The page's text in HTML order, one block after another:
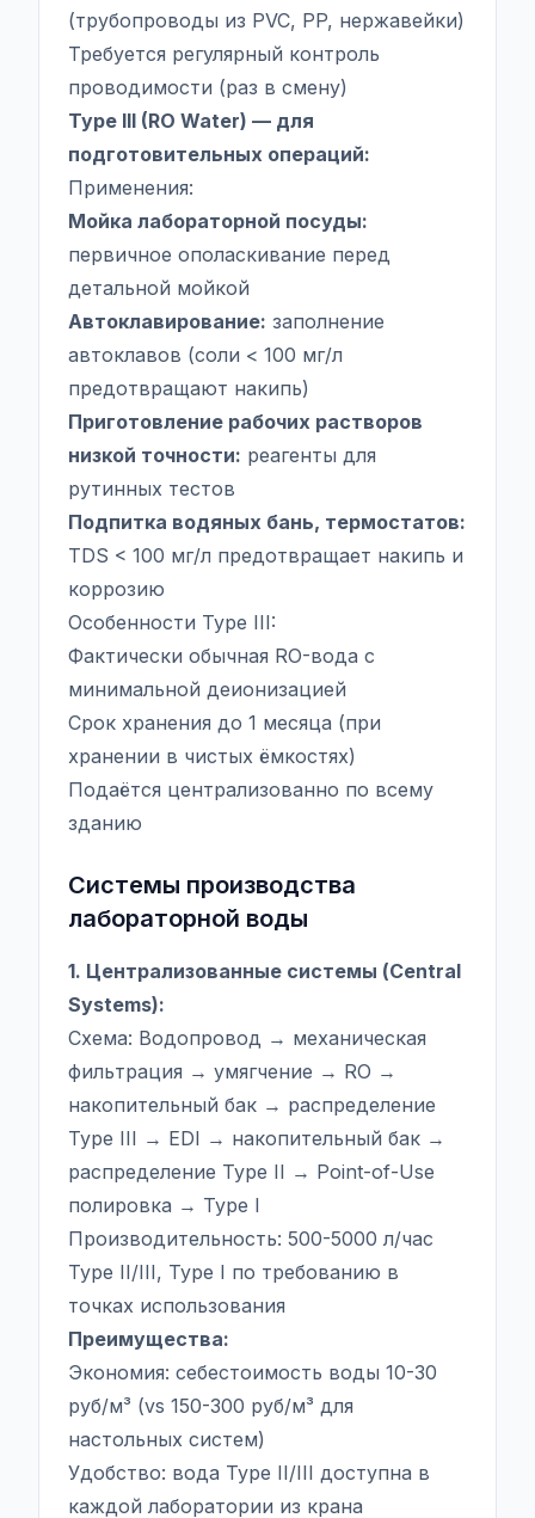
(трубопроводы из PVC, PP, нержавейки)
Требуется регулярный контроль
проводимости (раз в смену)
Type III (RO Water) — для
подготовительных операций:
Применения:
Мойка лабораторной посуды:
первичное ополаскивание перед
детальной мойкой
Автоклавирование: заполнение
автоклавов (соли < 100 мг/л
предотвращают накипь)
Приготовление рабочих растворов
низкой точности: реагенты для
рутинных тестов
Подпитка водяных бань, термостатов:
TDS < 100 мг/л предотвращает накипь и
коррозию
Особенности Type III:
Фактически обычная RO-вода с
минимальной деионизацией
Срок хранения до 1 месяца (при
хранении в чистых ёмкостях)
Подаётся централизованно по всему
зданию
Системы производства
лабораторной воды
1. Централизованные системы (Central
Systems):
Схема: Водопровод → механическая
фильтрация → умягчение → RO →
накопительный бак → распределение
Type III → EDI → накопительный бак →
распределение Type II → Point-of-Use
полировка → Type I
Производительность: 500-5000 л/час
Type II/III, Type I по требованию в
точках использования
Преимущества:
Экономия: себестоимость воды 10-30
руб/м³ (vs 150-300 руб/м³ для
настольных систем)
Удобство: вода Type II/III доступна в
каждой лаборатории из крана